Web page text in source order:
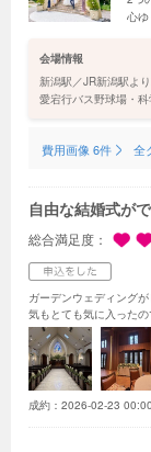
心
会場情報
新潟駅／JR新潟駅よ
愛宕行バス野球場・
費用画像 6件 全
自由な結婚式が
総合満足度
ガーデンウェディング
気もとても気に入った
なりました。披露宴会
イズで流してくださり
ワーの体験や、スタッ
見が一致しました。見積
成約： 2026-02-23